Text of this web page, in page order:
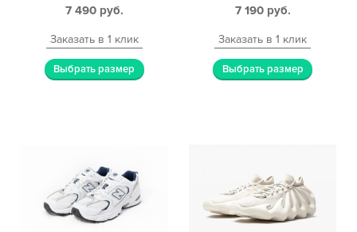
7 490 руб.
Заказать в 1 клик
Выбрать размер
7 190 руб.
Заказать в 1 клик
Выбрать размер